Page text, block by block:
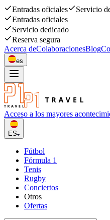
Entradas oficiales Servicio
Entradas oficiales
Servicio dedicado
Reserva segura
Acerca deColaboracionesBlog
es
Acceso a los mayores
ES
Fútbol
Fórmula 1
Tenis
Rugby
Conciertos
Otros
Ofertas